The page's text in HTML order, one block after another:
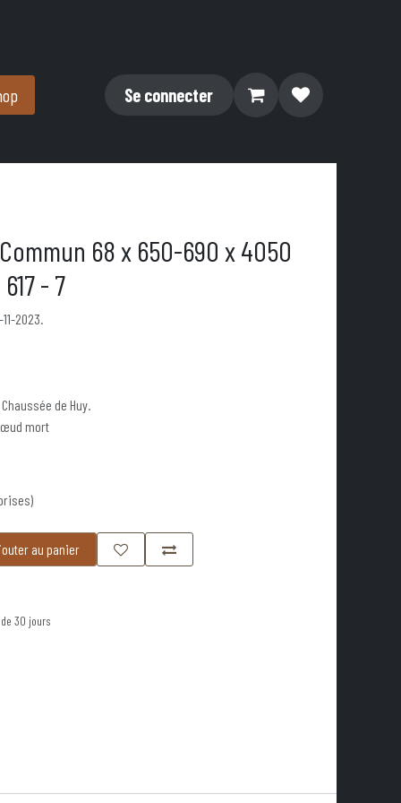
Se connecter
68 x 650-690 x 4050
- 7
2023.
de Huy.
mort
au panier
30 jours